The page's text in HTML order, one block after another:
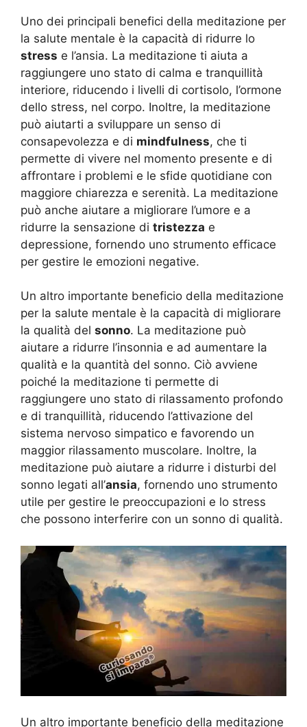
Uno dei principali benefici della meditazione per
la salute mentale è la capacità di ridurre lo
stress e l’ansia. La meditazione ti aiuta a
raggiungere uno stato di calma e tranquillità
interiore, riducendo i livelli di cortisolo, l’ormone
dello stress, nel corpo. Inoltre, la meditazione
può aiutarti a sviluppare un senso di
consapevolezza e di mindfulness, che ti
permette di vivere nel momento presente e di
affrontare i problemi e le sfide quotidiane con
maggiore chiarezza e serenità. La meditazione
può anche aiutare a migliorare l’umore e a
ridurre la sensazione di tristezza e
depressione, fornendo uno strumento efficace
per gestire le emozioni negative.
Un altro importante beneficio della meditazione
per la salute mentale è la capacità di migliorare
la qualità del sonno. La meditazione può
aiutare a ridurre l’insonnia e ad aumentare la
qualità e la quantità del sonno. Ciò avviene
poiché la meditazione ti permette di
raggiungere uno stato di rilassamento profondo
e di tranquillità, riducendo l’attivazione del
sistema nervoso simpatico e favorendo un
maggior rilassamento muscolare. Inoltre, la
meditazione può aiutare a ridurre i disturbi del
sonno legati all’ansia, fornendo uno strumento
utile per gestire le preoccupazioni e lo stress
che possono interferire con un sonno di qualità.
Un altro importante beneficio della meditazione